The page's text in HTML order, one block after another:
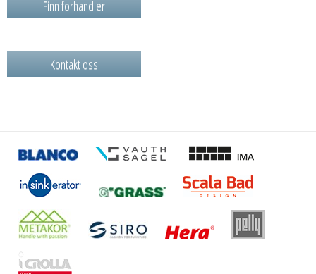
Finn forhandler
Kontakt oss